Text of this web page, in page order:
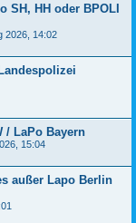
SH, HH oder BPOLI
2026, 14:02
/ LaPo Bayern
15:04
außer Lapo Berlin